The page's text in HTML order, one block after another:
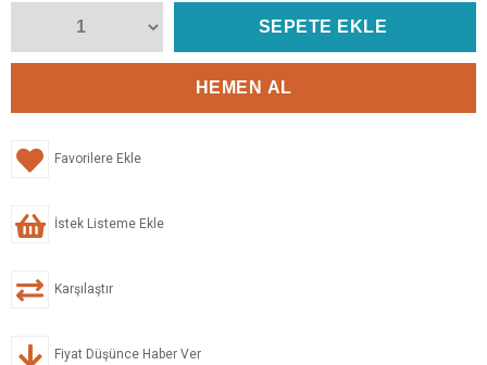
Favorilere Ekle
İstek Listeme Ekle
Karşılaştır
Fiyat Düşünce Haber Ver